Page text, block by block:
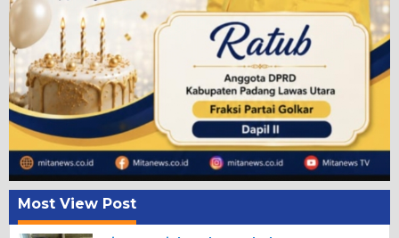
Most View Post